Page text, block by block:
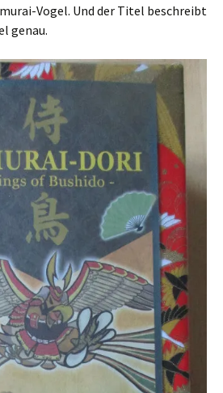
Vogel. Und der Titel beschreibt
genau.